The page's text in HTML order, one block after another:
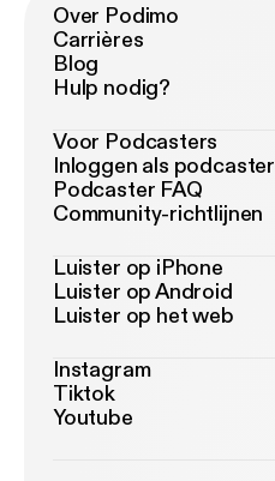
Over Podimo
Carrières
Blog
Hulp nodig?
Voor Podcasters
Inloggen als podcaster
Podcaster FAQ
Community-richtlijnen
Luister op iPhone
Luister op Android
Luister op het web
Instagram
Tiktok
Youtube